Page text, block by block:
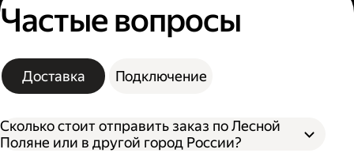
Частые вопросы
Доставка Подключение
Сколько стоит отправить заказ по Лесной
Поляне или в другой город России?